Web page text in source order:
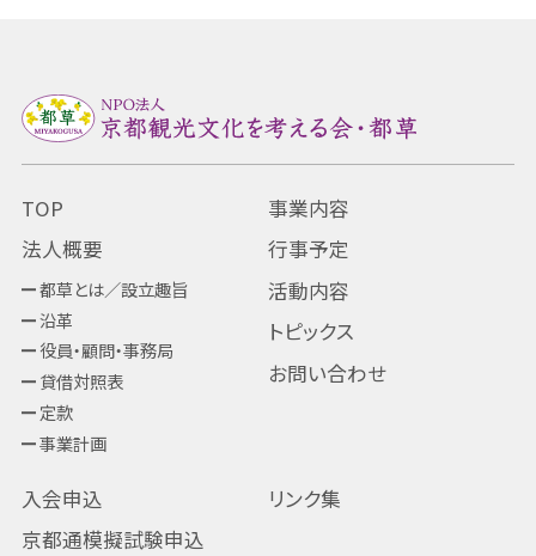
TOP
法人概要
都草とは／設立趣旨
沿革
役員・顧問・事務局
貸借対照表
定款
事業計画
事業内容
行事予定
活動内容
トピックス
お問い合わせ
入会申込
京都通模擬試験申込
リンク集